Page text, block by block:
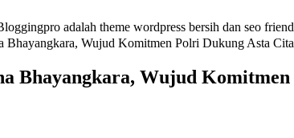
adalah theme wordpress bersih dan seo
Bhayangkara, Wujud Komitmen Polri Dukung Asta
Bhayangkara, Wujud